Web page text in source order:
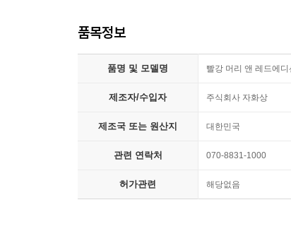
품목정보
품명 및 모델명 빨강 머리 앤 레드에
제조자/수입자 주식회사 자화상
제조국 또는 원산지 대한민국
관련 연락처 070-8831-1000
허가관련 해당없음